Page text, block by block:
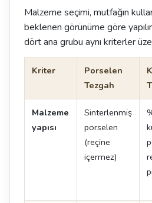
Malzeme seçimi, mutfağın
beklenen görünüme göre
dört ana grubu aynı kriterler
Kriter
Porselen
Tezgah
Malzeme
yapısı
Sinterlenmiş
porselen
(reçine
içermez)